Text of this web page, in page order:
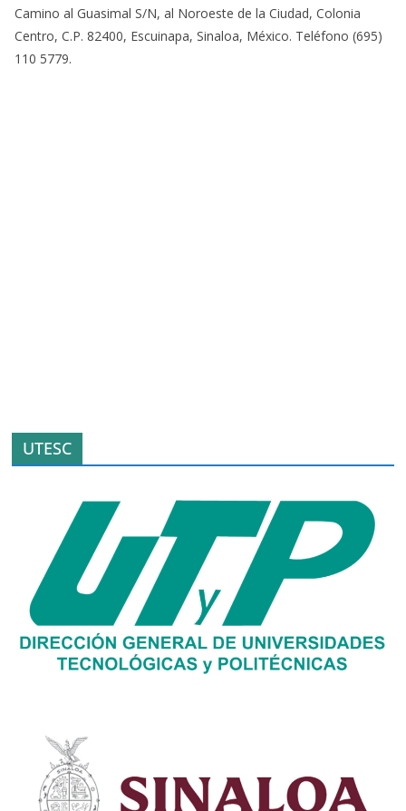
Camino al Guasimal S/N, al Noroeste de la Ciudad, Colonia
Centro, C.P. 82400, Escuinapa, Sinaloa, México. Teléfono (695)
110 5779.
UTESC